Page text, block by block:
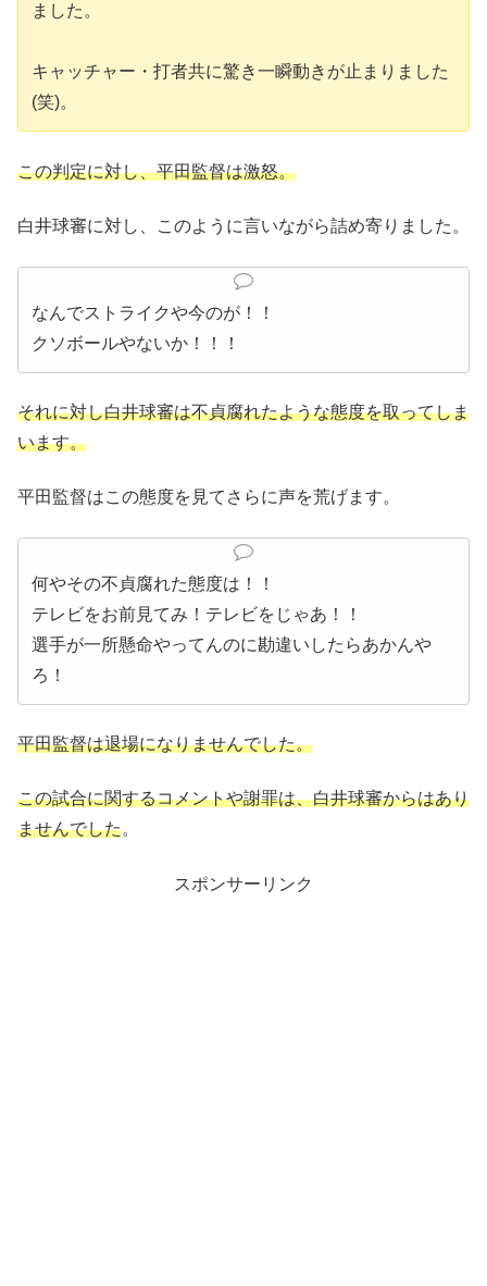
ました。
キャッチャー・打者共に驚き一瞬動きが止まりました
(笑)。
この判定に対し、平田監督は激怒。
白井球審に対し、このように言いながら詰め寄りました。
なんでストライクや今のが！！
クソボールやないか！！！
それに対し白井球審は不貞腐れたような態度を取ってしま
います。
平田監督はこの態度を見てさらに声を荒げます。
何やその不貞腐れた態度は！！
テレビをお前見てみ！テレビをじゃあ！！
選手が一所懸命やってんのに勘違いしたらあかんや
ろ！
平田監督は退場になりませんでした。
この試合に関するコメントや謝罪は、白井球審からはあり
ませんでした。
スポンサーリンク